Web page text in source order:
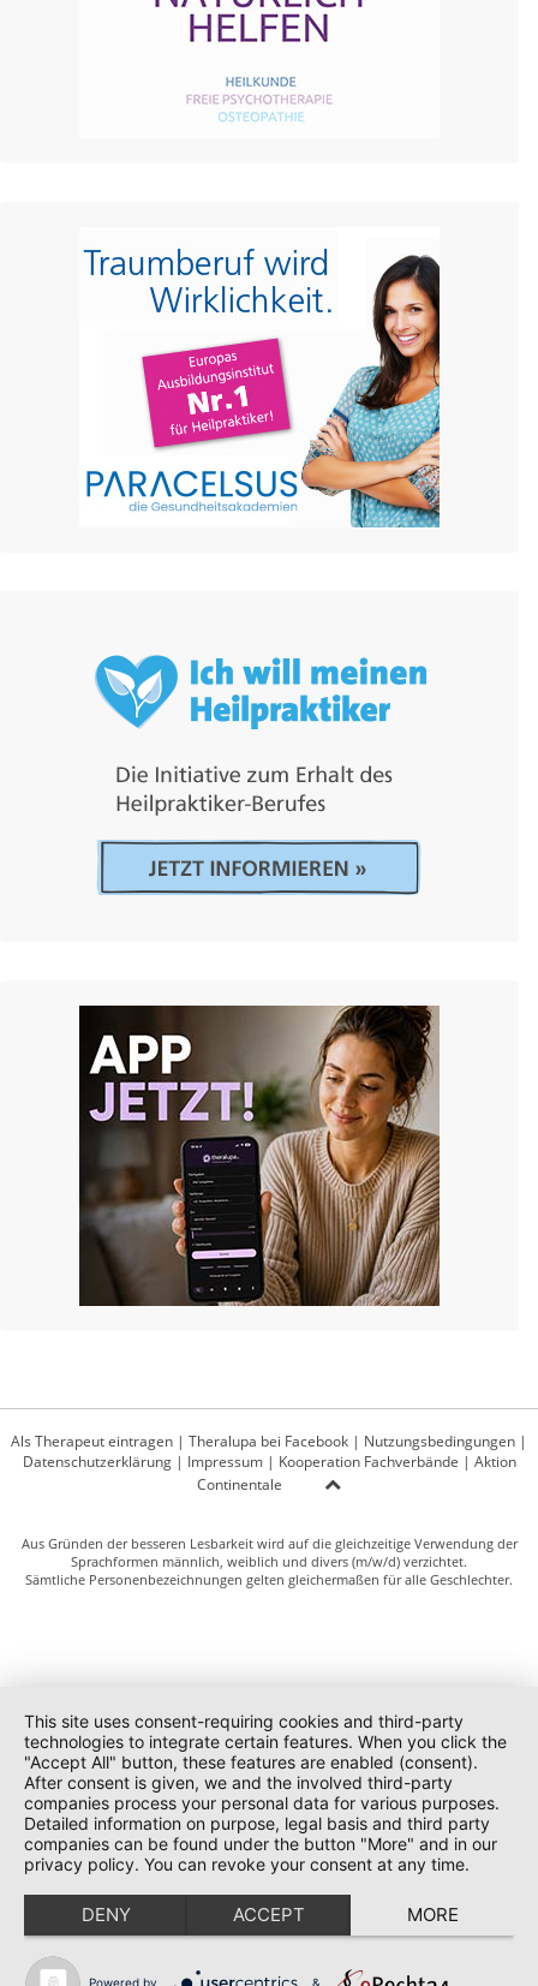
Als Therapeut eintragen | Theralupa bei Facebook | Nutzungsbedingungen |
Datenschutzerklärung| Impressum| Kooperation Fachverbände | Aktion
Continentale
Aus Gründen der besseren Lesbarkeit wird auf die gleichzeitige Verwendung der
Sprachformen männlich, weiblich und divers (m/w/d) verzichtet.
Sämtliche Personenbezeichnungen gelten gleichermaßen für alle Geschlechter.
This site uses consent-requiring cookies and third-party
technologies to integrate certain features. When you click the
"Accept All" button, these features are enabled (consent).
After consent is given, we and the involved third-party
companies process your personal data for various purposes.
Detailed information on purpose, legal basis and third party
companies can be found under the button "More" and in our
privacy policy. You can revoke your consent at any time.
DENY ACCEPT MORE
Powered by &